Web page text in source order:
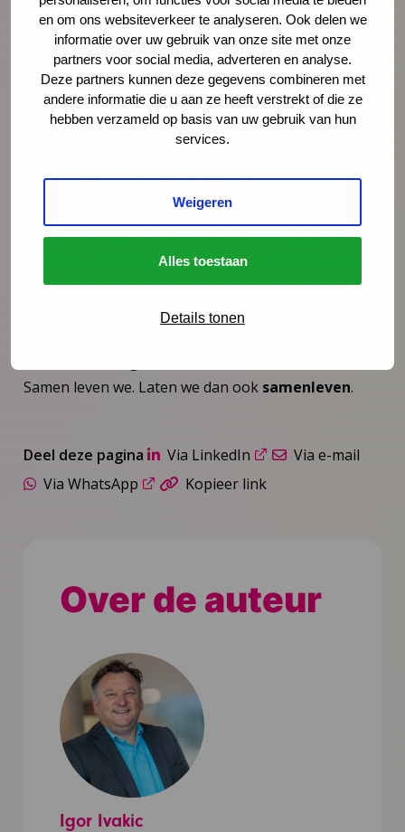
en om ons websiteverkeer te analyseren. Ook delen we
informatie over uw gebruik van onze site met onze
partners voor social media, adverteren en analyse.
Deze partners kunnen deze gegevens combineren met
andere informatie die u aan ze heeft verstrekt of die ze
hebben verzameld op basis van uw gebruik van hun
services.
Weigeren
Alles toestaan
Details tonen
problematiseren en behandelen van individuele
klachten. En toch zou dat de opdracht van de
geboortezorg, de jeugdgezondheidszorg, het
sociaal domein, de kinderopvang en het onderwijs
moeten zijn.
worden. Niemand wil hulp. We willen gewoon grip op
het leven dat we leven. Maak dus cirkels van
preventie zodat kinderen en ouders niet in de
hoeken verdwijnen en vergeten worden. Maak deze
cirkels zodat er géén blinde hoeken professionals
het zicht belemmeren in het doen van het goede, in
Samen leven we. Laten we dan ook samenleven.
Deel deze pagina Via LinkedIn
Via e-mail
Via WhatsApp
Kopieer link
Over de auteur
Igor Ivakic